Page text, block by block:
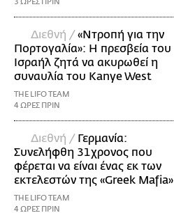
3 ΩΡΕΣ ΠΡΙΝ
Διεθνή / «Ντροπή για την
Πορτογαλία»: Η πρεσβεία του
Ισραήλ ζητά να ακυρωθεί η
συναυλία του Kanye West
THE LIFO TEAM
4 ΩΡΕΣ ΠΡΙΝ
Διεθνή / Γερμανία:
Συνελήφθη 31χρονος που
φέρεται να είναι ένας εκ των
εκτελεστών της «Greek Mafia»
THE LIFO TEAM
4 ΩΡΕΣ ΠΡΙΝ